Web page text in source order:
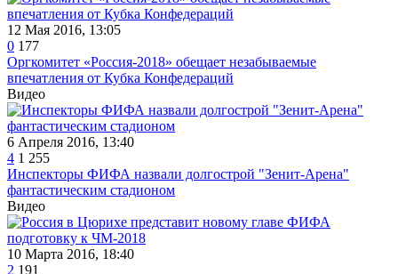
12 Мая 2016, 13:05
0 177
Оргкомитет «Россия-2018» обещает незабываемые
впечатления от Кубка Конфедераций
Видео
6 Апреля 2016, 13:40
4 1 255
Инспекторы ФИФА назвали долгострой "Зенит-Арена"
фантастическим стадионом
Видео
10 Марта 2016, 18:40
2 191